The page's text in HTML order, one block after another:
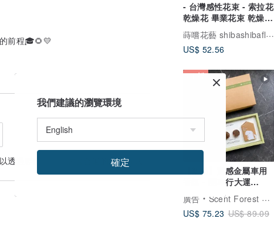
- 台灣感性花束 - 索拉花
乾燥花 畢業花束 乾燥花
束 台灣特色
蒔嚐花藝 shibashibaflorist
US$ 52.56
【新品】質感金屬車用
香氛 - 開車行大運
【2025新年優惠】
廣告
Scent Forest 香氛森林
US$ 75.23 US$ 89.09
前程🎓🌻💛
透過 討論合適的運送方式
我們建議的瀏覽環境
確定